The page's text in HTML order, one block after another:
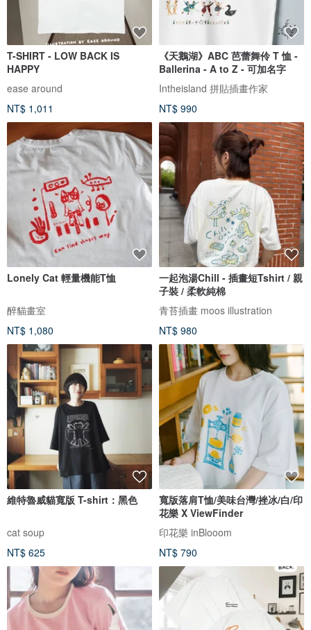
T-SHIRT - LOW BACK IS
HAPPY
ease around
NT$ 1,011
《天鵝湖》ABC 芭蕾舞伶 T 恤 -
Ballerina - A to Z - 可加名字
Intheisland 拼貼插畫作家
NT$ 990
Lonely Cat 輕量機能T恤
醉貓畫室
NT$ 1,080
一起泡湯Chill - 插畫短Tshirt / 親
子裝 / 柔軟純棉
青苔插畫 moos illustration
NT$ 980
維特魯威貓寬版 T-shirt：黑色
cat soup
NT$ 625
寬版落肩T恤/美味台灣/挫冰/白/印
花樂 X ViewFinder
印花樂 inBlooom
NT$ 790